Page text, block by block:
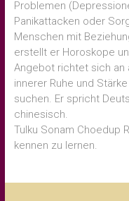
Problemen
Panikattacken oder
Menschen mit
erstellt er Horoskope
Angebot richtet sich an
innerer Ruhe und
suchen. Er spricht
chinesisch.
Tulku Sonam Choedup
kennen zu lernen.